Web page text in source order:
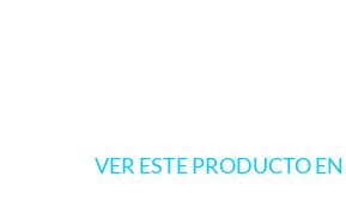
VER ESTE PRODUCTO